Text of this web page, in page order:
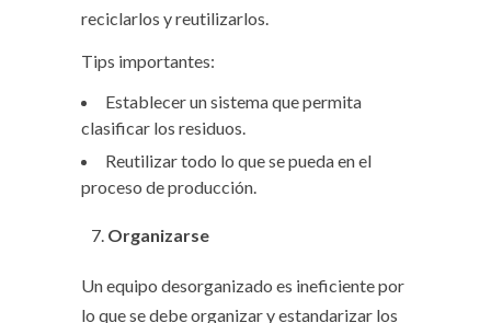
reciclarlos y reutilizarlos.
Tips importantes:
Establecer un sistema que permita
clasificar los residuos.
Reutilizar todo lo que se pueda en el
proceso de producción.
Organizarse
Un equipo desorganizado es ineficiente por
lo que se debe organizar y estandarizar los